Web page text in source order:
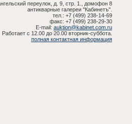
переулок, д. 9, стр. 1., домофон 8
антикварные галереи "Кабинетъ".
тел.: +7 (499) 238-14-69
факс: +7 (499) 238-29-30
E-mail: auktion@kabinet.com.ru
Работает с 12.00 до 20.00 вторник-суббота.
полная контактная информация